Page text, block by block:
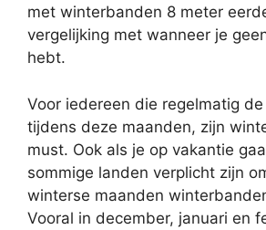
met winterbanden 8 meter
vergelijking met wanneer je
hebt.
Voor iedereen die regelmatig de
tijdens deze maanden, zijn
must. Ook als je op vakantie
sommige landen verplicht zijn
winterse maanden
Vooral in december, januari en